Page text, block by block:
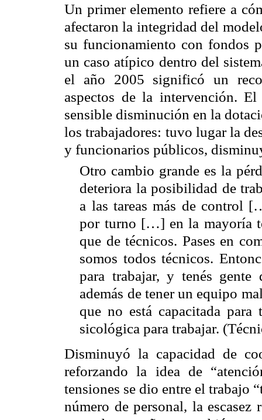
Un primer elemento refiere a
afectaron la integridad del
su funcionamiento con fondos
un caso atípico dentro del
el año 2005 significó un
aspectos de la intervención.
sensible disminución en la
los trabajadores: tuvo lugar la
y funcionarios públicos,
Otro cambio grande es la
deteriora la posibilidad de
a las tareas más de control
por turno […] en la mayoría
que de técnicos. Pases en
somos todos técnicos.
para trabajar, y tenés
además de tener un equipo
que no está capacitada
sicológica para trabajar.
Disminuyó la capacidad de
reforzando la idea de
tensiones se dio entre el trabajo
número de personal, la